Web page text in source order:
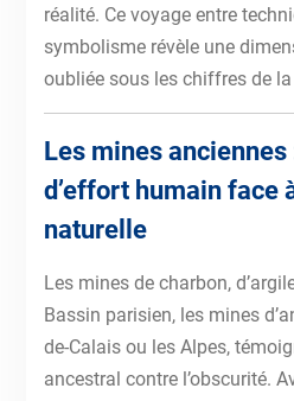
réalité. Ce voyage entre
symbolisme révèle une
oubliée sous les chiffres de
Les mines
d’effort humain face
naturelle
Les mines de charbon,
Bassin parisien, les mines
de-Calais ou les Alpes,
ancestral contre l’obscurité.